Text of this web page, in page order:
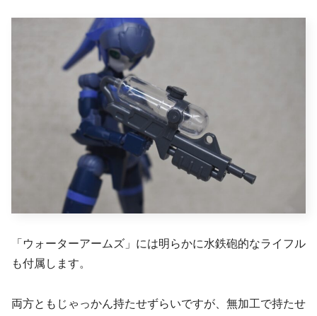
「ウォーターアームズ」には明らかに水鉄砲的なライフル
も付属します。
両方ともじゃっかん持たせずらいですが、無加工で持たせ